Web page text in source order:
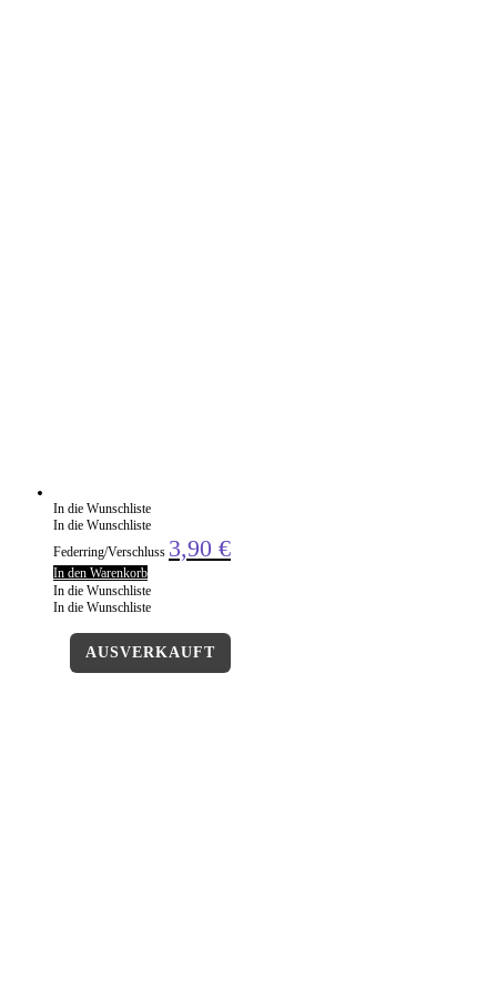
In die Wunschliste
In die Wunschliste
Federring/Verschluss 3,90 €
In den Warenkorb
In die Wunschliste
In die Wunschliste